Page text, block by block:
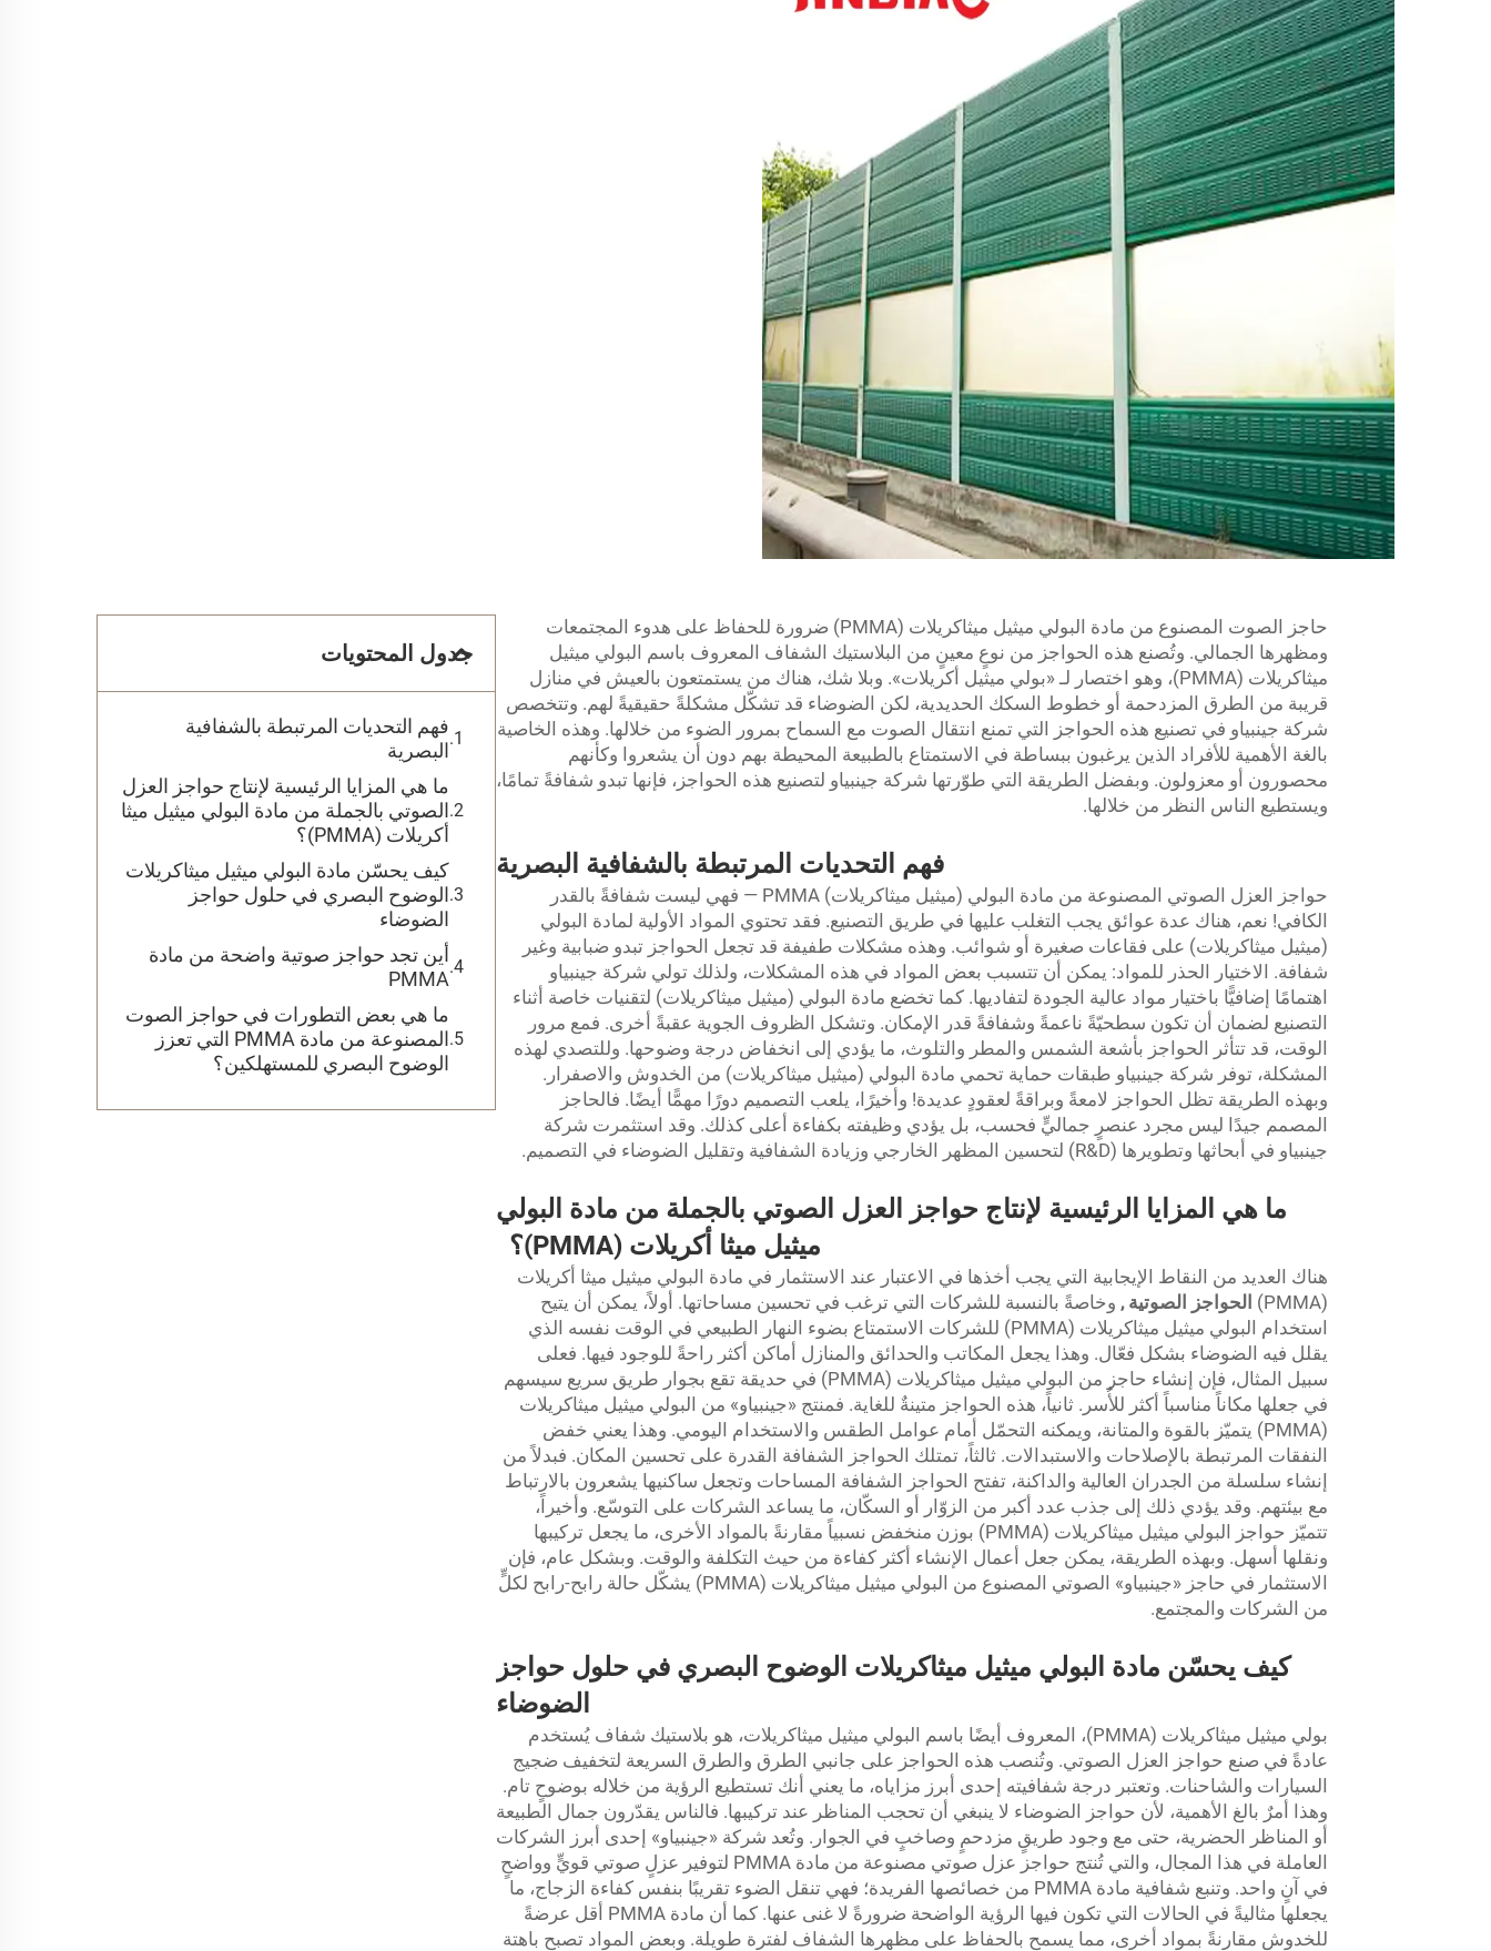
حاجز الصوت المصنوع من مادة البولي ميثيل ميثاكريلات (PMMA) ضرورة للحفاظ على هدوء المجتمعات
ومظهرها الجمالي. وتُصنع هذه الحواجز من نوعٍ معينٍ من البلاستيك الشفاف المعروف باسم البولي ميثيل
ميثاكريلات (PMMA)، وهو اختصار لـ «بولي ميثيل أكريلات». وبلا شك، هناك من يستمتعون بالعيش في منازل
قريبة من الطرق المزدحمة أو خطوط السكك الحديدية، لكن الضوضاء قد تشكّل مشكلةً حقيقيةً لهم. وتتخصص
شركة جينبياو في تصنيع هذه الحواجز التي تمنع انتقال الصوت مع السماح بمرور الضوء من خلالها. وهذه الخاصية
بالغة الأهمية للأفراد الذين يرغبون ببساطة في الاستمتاع بالطبيعة المحيطة بهم دون أن يشعروا وكأنهم
محصورون أو معزولون. وبفضل الطريقة التي طوّرتها شركة جينبياو لتصنيع هذه الحواجز، فإنها تبدو شفافةً تمامًا،
ويستطيع الناس النظر من خلالها.
فهم التحديات المرتبطة بالشفافية البصرية
حواجز العزل الصوتي المصنوعة من مادة البولي (ميثيل ميثاكريلات) PMMA — فهي ليست شفافةً بالقدر
الكافي! نعم، هناك عدة عوائق يجب التغلب عليها في طريق التصنيع. فقد تحتوي المواد الأولية لمادة البولي
(ميثيل ميثاكريلات) على فقاعات صغيرة أو شوائب. وهذه مشكلات طفيفة قد تجعل الحواجز تبدو ضبابية وغير
شفافة. الاختيار الحذر للمواد: يمكن أن تتسبب بعض المواد في هذه المشكلات، ولذلك تولي شركة جينبياو
اهتمامًا إضافيًّا باختيار مواد عالية الجودة لتفاديها. كما تخضع مادة البولي (ميثيل ميثاكريلات) لتقنيات خاصة أثناء
التصنيع لضمان أن تكون سطحيّةً ناعمةً وشفافةً قدر الإمكان. وتشكل الظروف الجوية عقبةً أخرى. فمع مرور
الوقت، قد تتأثر الحواجز بأشعة الشمس والمطر والتلوث، ما يؤدي إلى انخفاض درجة وضوحها. وللتصدي لهذه
المشكلة، توفر شركة جينبياو طبقات حماية تحمي مادة البولي (ميثيل ميثاكريلات) من الخدوش والاصفرار.
وبهذه الطريقة تظل الحواجز لامعةً وبراقةً لعقودٍ عديدة! وأخيرًا، يلعب التصميم دورًا مهمًّا أيضًا. فالحاجز
المصمم جيدًا ليس مجرد عنصرٍ جماليٍّ فحسب، بل يؤدي وظيفته بكفاءة أعلى كذلك. وقد استثمرت شركة
جينبياو في أبحاثها وتطويرها (R&D) لتحسين المظهر الخارجي وزيادة الشفافية وتقليل الضوضاء في التصميم.
ما هي المزايا الرئيسية لإنتاج حواجز العزل الصوتي بالجملة من مادة البولي
ميثيل ميثا أكريلات (PMMA)؟
هناك العديد من النقاط الإيجابية التي يجب أخذها في الاعتبار عند الاستثمار في مادة البولي ميثيل ميثا أكريلات
(PMMA)
الحواجز الصوتية, وخاصةً بالنسبة للشركات التي ترغب في تحسين مساحاتها. أولاً، يمكن أن يتيح
استخدام البولي ميثيل ميثاكريلات (PMMA) للشركات الاستمتاع بضوء النهار الطبيعي في الوقت نفسه الذي
يقلل فيه الضوضاء بشكل فعّال. وهذا يجعل المكاتب والحدائق والمنازل أماكن أكثر راحةً للوجود فيها. فعلى
سبيل المثال، فإن إنشاء حاجز من البولي ميثيل ميثاكريلات (PMMA) في حديقة تقع بجوار طريق سريع سيسهم
في جعلها مكاناً مناسباً أكثر للأُسر. ثانياً، هذه الحواجز متينةٌ للغاية. فمنتج «جينبياو» من البولي ميثيل ميثاكريلات
(PMMA) يتميّز بالقوة والمتانة، ويمكنه التحمّل أمام عوامل الطقس والاستخدام اليومي. وهذا يعني خفض
النفقات المرتبطة بالإصلاحات والاستبدالات. ثالثاً، تمتلك الحواجز الشفافة القدرة على تحسين المكان. فبدلاً من
إنشاء سلسلة من الجدران العالية والداكنة، تفتح الحواجز الشفافة المساحات وتجعل ساكنيها يشعرون بالارتباط
مع بيئتهم. وقد يؤدي ذلك إلى جذب عدد أكبر من الزوّار أو السكّان، ما يساعد الشركات على التوسّع. وأخيراً،
تتميّز حواجز البولي ميثيل ميثاكريلات (PMMA) بوزن منخفض نسبياً مقارنةً بالمواد الأخرى، ما يجعل تركيبها
ونقلها أسهل. وبهذه الطريقة، يمكن جعل أعمال الإنشاء أكثر كفاءة من حيث التكلفة والوقت. وبشكل عام، فإن
الاستثمار في حاجز «جينبياو» الصوتي المصنوع من البولي ميثيل ميثاكريلات (PMMA) يشكّل حالة رابح-رابح لكلٍّ
من الشركات والمجتمع.
كيف يحسّن مادة البولي ميثيل ميثاكريلات الوضوح البصري في حلول حواجز
الضوضاء
بولي ميثيل ميثاكريلات (PMMA)، المعروف أيضًا باسم البولي ميثيل ميثاكريلات، هو بلاستيك شفاف يُستخدم
عادةً في صنع حواجز العزل الصوتي. وتُنصب هذه الحواجز على جانبي الطرق والطرق السريعة لتخفيف ضجيج
السيارات والشاحنات. وتعتبر درجة شفافيته إحدى أبرز مزاياه، ما يعني أنك تستطيع الرؤية من خلاله بوضوحٍ تام.
وهذا أمرٌ بالغ الأهمية، لأن حواجز الضوضاء لا ينبغي أن تحجب المناظر عند تركيبها. فالناس يقدّرون جمال الطبيعة
أو المناظر الحضرية، حتى مع وجود طريقٍ مزدحمٍ وصاخبٍ في الجوار. وتُعد شركة «جينبياو» إحدى أبرز الشركات
العاملة في هذا المجال، والتي تُنتج حواجز عزل صوتي مصنوعة من مادة PMMA لتوفير عزلٍ صوتي قويٍّ وواضحٍ
في آنٍ واحد. وتنبع شفافية مادة PMMA من خصائصها الفريدة؛ فهي تنقل الضوء تقريبًا بنفس كفاءة الزجاج، ما
يجعلها مثاليةً في الحالات التي تكون فيها الرؤية الواضحة ضرورةً لا غنى عنها. كما أن مادة PMMA أقل عرضةً
للخدوش مقارنةً بمواد أخرى، مما يسمح بالحفاظ على مظهرها الشفاف لفترة طويلة. وبعض المواد تصبح باهتة
جدول المحتويات
فهم التحديات المرتبطة بالشفافية
البصرية
ما هي المزايا الرئيسية لإنتاج حواجز العزل
الصوتي بالجملة من مادة البولي ميثيل ميثا
أكريلات (PMMA)؟
كيف يحسّن مادة البولي ميثيل ميثاكريلات
الوضوح البصري في حلول حواجز
الضوضاء
أين تجد حواجز صوتية واضحة من مادة
PMMA
ما هي بعض التطورات في حواجز الصوت
المصنوعة من مادة PMMA التي تعزز
الوضوح البصري للمستهلكين؟